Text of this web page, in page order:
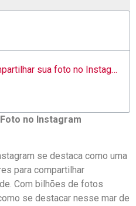
Guia completo para ⁢compartilhar sua foto⁢ no Instagram de forma simples e eficaz
no Instagram
se destaca como uma
para⁢ compartilhar
Com bilhões de fotos
‌se destacar‍ nesse mar de